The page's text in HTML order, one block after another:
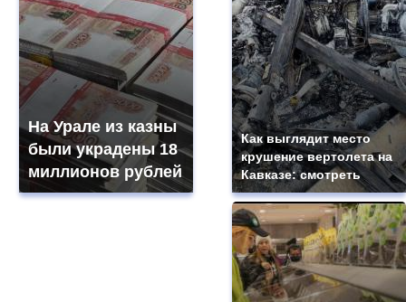
На Урале из казны
были украдены 18
миллионов рублей
Как выглядит место
крушение вертолета на
Кавказе: смотреть